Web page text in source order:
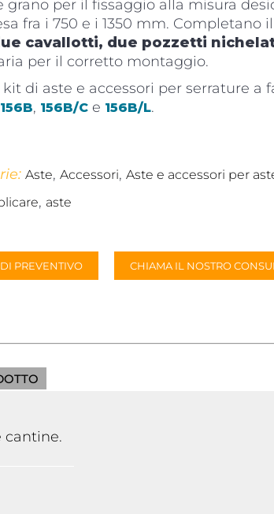
grano per il fissaggio alla misura
fra i 750 e i 1350 mm. Completano
cavallotti, due pozzetti
per il corretto montaggio.
di aste e accessori per serrature a
156B, 156B/C e 156B/L.
Aste, Accessori, Aste e accessori per
, aste
PREVENTIVO CHIAMA IL NOSTRO
cantine.